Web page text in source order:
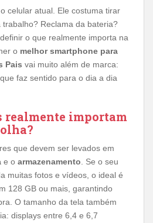
celular atual. Ele costuma tirar
Reclama da bateria?
o que realmente importa na
o melhor smartphone para
Pais vai muito além de marca:
faz sentido para o dia a dia
realmente importam
que devem ser levados em
e o armazenamento . Se o seu
muitas fotos e vídeos, o ideal é
128 GB ou mais, garantindo
O tamanho da tela também
displays entre 6,4 e 6,7